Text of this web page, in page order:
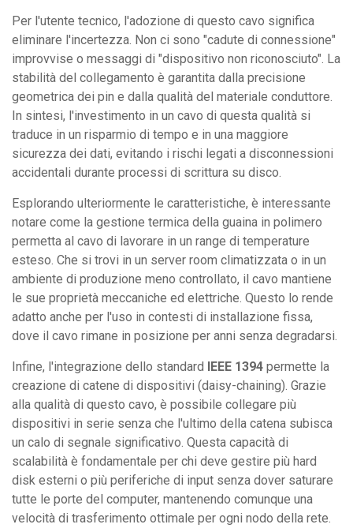
Per l'utente tecnico, l'adozione di questo cavo significa
eliminare l'incertezza. Non ci sono "cadute di connessione"
improvvise o messaggi di "dispositivo non riconosciuto". La
stabilità del collegamento è garantita dalla precisione
geometrica dei pin e dalla qualità del materiale conduttore.
In sintesi, l'investimento in un cavo di questa qualità si
traduce in un risparmio di tempo e in una maggiore
sicurezza dei dati, evitando i rischi legati a disconnessioni
accidentali durante processi di scrittura su disco.
Esplorando ulteriormente le caratteristiche, è interessante
notare come la gestione termica della guaina in polimero
permetta al cavo di lavorare in un range di temperature
esteso. Che si trovi in un server room climatizzata o in un
ambiente di produzione meno controllato, il cavo mantiene
le sue proprietà meccaniche ed elettriche. Questo lo rende
adatto anche per l'uso in contesti di installazione fissa,
dove il cavo rimane in posizione per anni senza degradarsi.
Infine, l'integrazione dello standard IEEE 1394 permette la
creazione di catene di dispositivi (daisy-chaining). Grazie
alla qualità di questo cavo, è possibile collegare più
dispositivi in serie senza che l'ultimo della catena subisca
un calo di segnale significativo. Questa capacità di
scalabilità è fondamentale per chi deve gestire più hard
disk esterni o più periferiche di input senza dover saturare
tutte le porte del computer, mantenendo comunque una
velocità di trasferimento ottimale per ogni nodo della rete.